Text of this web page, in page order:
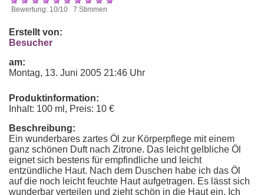
Bewertung: 10/10 7 Stimmen
Erstellt von:
Besucher
am:
Montag, 13. Juni 2005 21:46 Uhr
Produktinformation:
Inhalt: 100 ml, Preis: 10 €
Beschreibung:
Ein wunderbares zartes Öl zur Körperpflege mit einem
ganz schönen Duft nach Zitrone. Das leicht gelbliche Öl
eignet sich bestens für empfindliche und leicht
entzündliche Haut. Nach dem Duschen habe ich das Öl
auf die noch leicht feuchte Haut aufgetragen. Es lässt sich
wunderbar verteilen und zieht schön in die Haut ein. Ich